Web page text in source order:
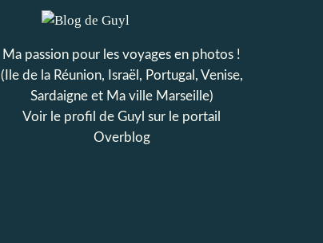
Ma passion pour les voyages en photos !
(Ile de la Réunion, Israël, Portugal, Venise,
Sardaigne et Ma ville Marseille)
Voir le profil de Guyl sur le portail
Overblog